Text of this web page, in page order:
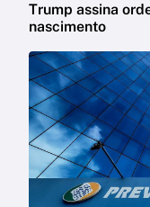
Trump assina
nascimento